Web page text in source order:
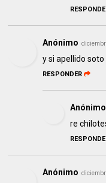
Anónimo
y si apellido
RESPONDER
Anónimo
re
Anónimo